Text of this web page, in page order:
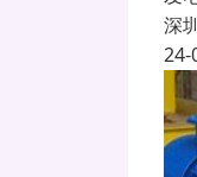
深
24-